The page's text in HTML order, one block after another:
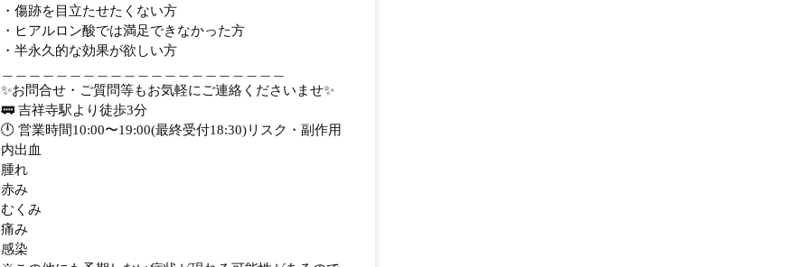
・傷跡を目立たせたくない方
・ヒアルロン酸では満足できなかった方
・半永久的な効果が欲しい方
✨お問合せ・ご質問等もお気軽にご連絡くださいませ✨
🚃 吉祥寺駅より徒歩3分
🕛 営業時間10:00〜19:00(最終受付18:30)リスク・副作用
内出血
腫れ
赤み
むくみ
痛み
感染